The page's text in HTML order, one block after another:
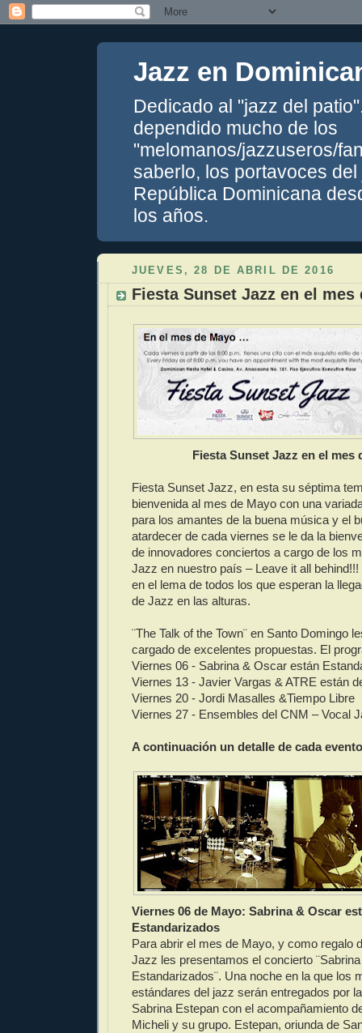
Jazz en
Dedicado al "jazz del
dependido mucho de los
"melomanos/jazzuseros/
saberlo, los portavoces
República Dominicana
los años.
JUEVES, 28 DE ABRIL DE 2016
Fiesta Sunset Jazz en el mes
Fiesta Sunset Jazz en el mes
Fiesta Sunset Jazz, en esta su séptima
bienvenida al mes de Mayo con una
para los amantes de la buena música y el
atardecer de cada viernes se le da la
de innovadores conciertos a cargo de los
Jazz en nuestro país – Leave it all
en el lema de todos los que esperan la
de Jazz en las alturas.
¨The Talk of the Town¨ en Santo Domingo
cargado de excelentes propuestas. El
Viernes 06 - Sabrina & Oscar están
Viernes 13 - Javier Vargas & ATRE están
Viernes 20 - Jordi Masalles &Tiempo Libre
Viernes 27 - Ensembles del CNM – Vocal
A continuación un detalle de cada
Viernes 06 de Mayo: Sabrina & Oscar
Estandarizados
Para abrir el mes de Mayo, y como regalo
Jazz les presentamos el concierto
Estandarizados¨. Una noche en la que los
estándares del jazz serán entregados por
Sabrina Estepan con el acompañamiento
Micheli y su grupo. Estepan, oriunda de